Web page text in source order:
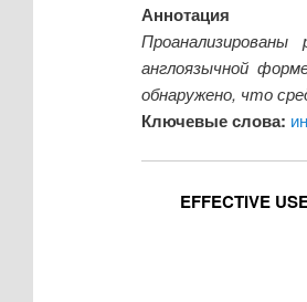
Аннотация
англоязычной
обнаружено, что
Ключевые слова:
EFFECTIVE